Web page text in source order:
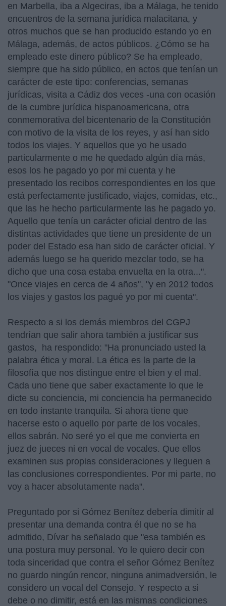
en Marbella, iba a Algeciras, iba a Málaga, he tenido
encuentros de la semana jurídica malacitana, y
otros muchos que se han producido estando yo en
Málaga, además, de actos públicos. ¿Cómo se ha
empleado este dinero público? Se ha empleado,
siempre que ha sido público, en actos que tenían un
carácter de este tipo: conferencias, semanas
jurídicas, visita a Cádiz dos veces -una con ocasión
de la cumbre jurídica hispanoamericana, otra
conmemorativa del bicentenario de la Constitución
con motivo de la visita de los reyes, y así han sido
todos los viajes. Y aquellos que yo he usado
particularmente o me he quedado algún día más,
esos los he pagado yo por mi cuenta y he
presentado los recibos correspondientes en los que
está perfectamente justificado, viajes, comidas, etc.,
que las he hecho particularmente las he pagado yo.
Aquello que tenía un carácter oficial dentro de las
distintas actividades que tiene un presidente de un
poder del Estado esa han sido de carácter oficial. Y
además luego se ha querido mezclar todo, se ha
dicho que una cosa estaba envuelta en la otra...".
"Once viajes en cerca de 4 años", "y en 2012 todos
los viajes y gastos los pagué yo por mi cuenta".
Respecto a si los demás miembros del CGPJ
tendrían que salir ahora también a justificar sus
gastos, ha respondido: "Ha pronunciado usted la
palabra ética y moral. La ética es la parte de la
filosofía que nos distingue entre el bien y el mal.
Cada uno tiene que saber exactamente lo que le
dicte su conciencia, mi conciencia ha permanecido
en todo instante tranquila. Si ahora tiene que
hacerse esto o aquello por parte de los vocales,
ellos sabrán. No seré yo el que me convierta en
juez de jueces ni en vocal de vocales. Que ellos
examinen sus propias consideraciones y lleguen a
las conclusiones correspondientes. Por mi parte, no
voy a hacer absolutamente nada".
Preguntado por si Gómez Benítez debería dimitir al
presentar una demanda contra él que no se ha
admitido, Dívar ha señalado que "esa también es
una postura muy personal. Yo le quiero decir con
toda sinceridad que contra el señor Gómez Benítez
no guardo ningún rencor, ninguna animadversión, le
considero un vocal del Consejo. Y respecto a si
debe o no dimitir, está en las mismas condiciones